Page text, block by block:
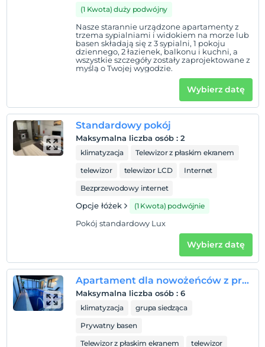
(1 Kwota) duży podwójny
Nasze starannie urządzone apartamenty z
trzema sypialniami i widokiem na morze lub
basen składają się z 3 sypialni, 1 pokoju
dziennego, 2 łazienek, balkonu i kuchni, a
wszystkie szczegóły zostały zaprojektowane z
myślą o Twojej wygodzie.
Wybierz datę
Standardowy pokój
Maksymalna liczba osób : 2
klimatyzacja
Telewizor z płaskim ekranem
telewizor
telewizor LCD
Internet
Bezprzewodowy internet
Opcje łóżek (1 Kwota) podwójnie
Pokój standardowy Lux
Wybierz datę
Apartament dla nowożeńców z prywatnym basenem
Maksymalna liczba osób : 6
klimatyzacja
grupa siedząca
Prywatny basen
Telewizor z płaskim ekranem
telewizor